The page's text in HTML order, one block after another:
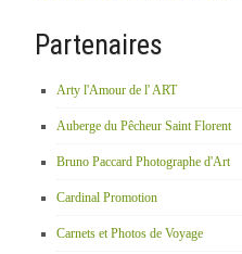
Partenaires
Arty l'Amour de l' ART
Auberge du Pêcheur Saint Florent
Bruno Paccard Photographe d'Art
Cardinal Promotion
Carnets et Photos de Voyage